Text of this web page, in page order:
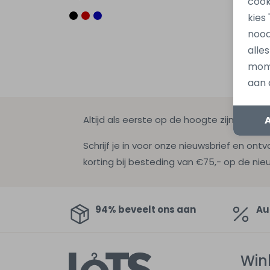
Altijd als eerste op de hoogte zijn?
Schrijf je in voor onze nieuwsbrief en
korting bij besteding van €75,- op de
94% beveelt ons aan
kies
aan